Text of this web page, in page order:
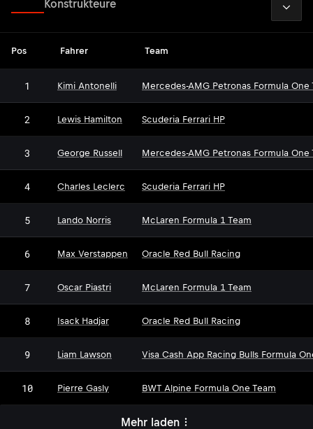
Konstrukteure
Pos Fahrer Team
1 Kimi Antonelli Mercedes-AMG Petronas Formula One
2 Lewis Hamilton Scuderia Ferrari HP
3 George Russell Mercedes-AMG Petronas Formula One
4 Charles Leclerc Scuderia Ferrari HP
5 Lando Norris McLaren Formula 1 Team
6 Max Verstappen Oracle Red Bull Racing
7 Oscar Piastri McLaren Formula 1 Team
8 Isack Hadjar Oracle Red Bull Racing
9 Liam Lawson Visa Cash App Racing Bulls Formula
10 Pierre Gasly BWT Alpine Formula One Team
Mehr laden